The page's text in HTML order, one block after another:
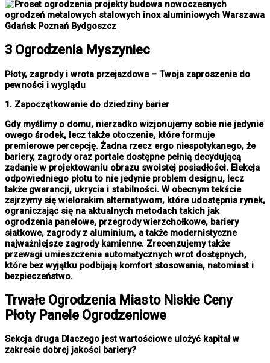
3 Ogrodzenia Myszyniec
Płoty, zagrody i wrota przejazdowe – Twoja zaproszenie do
pewności i wyglądu
1. Zapoczątkowanie do dziedziny barier
Gdy myślimy o domu, nierzadko wizjonujemy sobie nie jedynie
owego środek, lecz także otoczenie, które formuje
premierowe percepcję. Żadna rzecz ergo niespotykanego, że
bariery, zagrody oraz portale dostępne pełnią decydującą
zadanie w projektowaniu obrazu swoistej posiadłości. Elekcja
odpowiedniego płotu to nie jedynie problem designu, lecz
także gwarancji, ukrycia i stabilności. W obecnym tekście
zajrzymy się wielorakim alternatywom, które udostępnia rynek,
ograniczając się na aktualnych metodach takich jak
ogrodzenia panelowe, przegrody wierzchołkowe, bariery
siatkowe, zagrody z aluminium, a także modernistyczne
najważniejsze zagrody kamienne. Zrecenzujemy także
przewagi umieszczenia automatycznych wrot dostępnych,
które bez wyjątku podbijają komfort stosowania, natomiast i
bezpieczeństwo.
Trwałe Ogrodzenia MiastoNiskie Ceny
Płoty Panele Ogrodzeniowe
Sekcja druga Dlaczego jest wartościowe ulożyć kapitał w
zakresie dobrej jakości bariery?